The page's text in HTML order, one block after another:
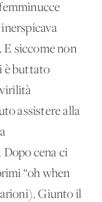
siccome non
è buttato
virilità
assistere alla
Dopo cena ci
“oh when
Giunto il